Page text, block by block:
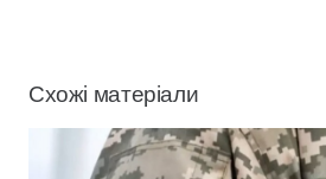
Схожі матеріали